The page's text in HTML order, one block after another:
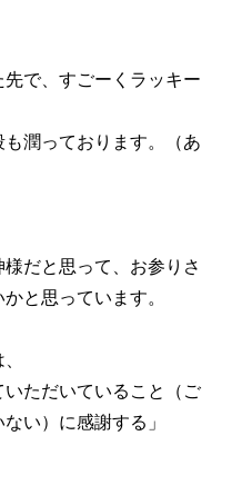
で、すごーくラッキー
潤っております。（あ
だと思って、お参りさ
と思っています。
いただいていること（ご
い）に感謝する」